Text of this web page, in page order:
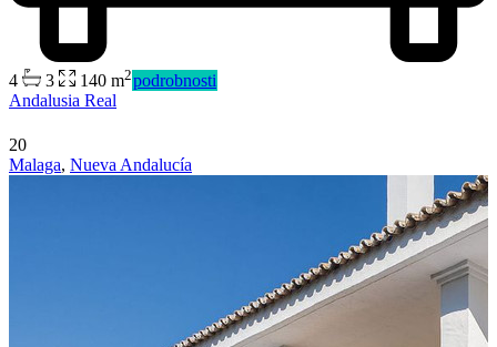
Predaj
4 3 140 m2podrobnosti
Andalusia Real
20
Malaga, Nueva Andalucía